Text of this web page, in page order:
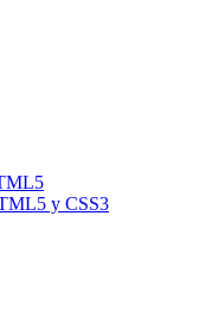
y CSS3